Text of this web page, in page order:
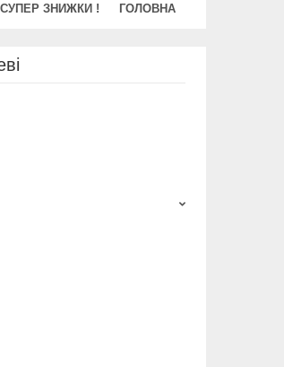
СУПЕР ЗНИЖКИ ! ГОЛОВНА